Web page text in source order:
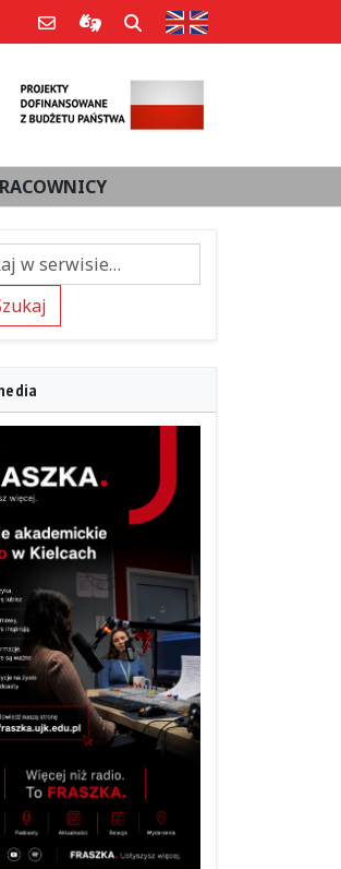
Poczta e-mailInformacje dla użytkowników
Szukaj Strona w języku